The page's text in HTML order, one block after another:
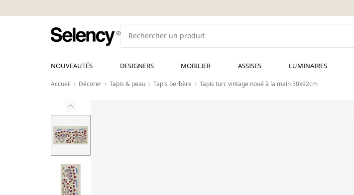
NOUVEAUTÉS DESIGNERS MOBILIER ASSISES LUMINAIRES
Accueil Décorer Tapis & peau Tapis berbère Tapis turc vintage noué à la main 50x92cm